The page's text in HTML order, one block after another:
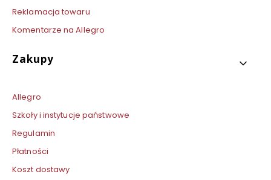
Reklamacja towaru
Komentarze na Allegro
Zakupy
Allegro
Szkoły i instytucje państwowe
Regulamin
Płatności
Koszt dostawy